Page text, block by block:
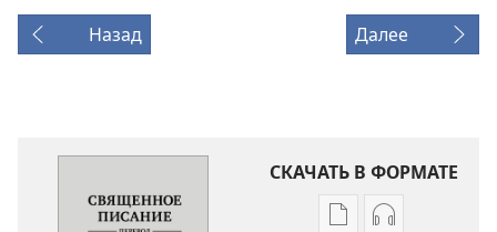
Назад Далее
СКАЧАТЬ В ФОРМАТЕ
ВариантыВарианты